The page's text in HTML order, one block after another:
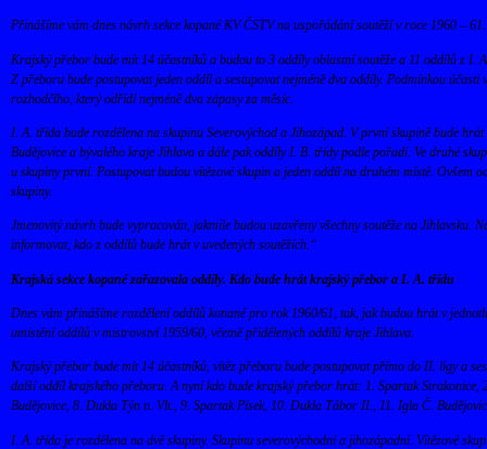
Přinášíme vám dnes návrh sekce kopané KV ČSTV na uspořádání soutěží v roce 1960 – 61.
Krajský přebor bude mít 14 účastníků a budou to 3 oddíly oblastní soutěže a 11 oddílů z
Z přeboru bude postupovat jeden oddíl a sestupovat nejméně dva oddíly. Podmínkou
rozhodčího, který odřídí nejméně dva zápasy za měsíc.
I. A. třída bude rozdělena na skupinu Severovýchod a Jihozápad. V první skupině bude
Budějovice a bývalého kraje Jihlava a dále pak oddíly I. B. třídy podle pořadí. Ve druhé
u skupiny první. Postupovat budou vítězové skupin a jeden oddíl na druhém místě.
skupiny.
Jmenovitý návrh bude vypracován, jakmile budou uzavřeny všechny soutěže na Jihlavsku.
informovat, kdo z oddílů bude hrát v uvedených soutěžích.“
Krajská sekce kopané zařazovala oddíly. Kdo bude hrát krajský přebor a I. A. třídu
Dnes vám přinášíme rozdělení oddílů konané pro rok 1960/61, tak, jak budou hrát v
umístění oddílů v mistrovství 1959/60, včetně přidělených oddílů kraje Jihlava.
Krajský přebor bude mít 14 účastníků, vítěz přeboru bude postupovat přímo do II. ligy a
další oddíl krajského přeboru. A nyní kdo bude krajský přebor hrát: 1. Spartak
Budějovice, 8. Dukla Týn n. Vlt., 9. Spartak Písek, 10. Dukla Tábor II., 11. Igla Č.
I. A. třída je rozdělena na dvě skupiny. Skupinu severovýchodní a jihozápadní. Vítězové